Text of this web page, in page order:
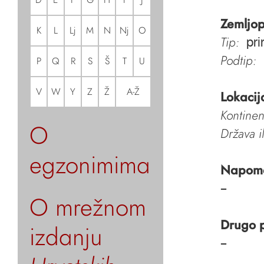
K L Lj M N Nj O
P Q R S Š T U
V W Y Z Ž A-Ž
O
egzonimima
O mrežnom
izdanju
Tip:
Podtip:
Država
–
Drugo
–